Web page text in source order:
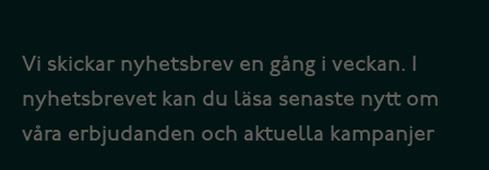
Vi skickar nyhetsbrev en gång i veckan. I
nyhetsbrevet kan du läsa senaste nytt om
våra erbjudanden och aktuella kampanjer